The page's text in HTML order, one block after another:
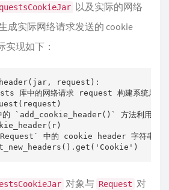
以及实际的网络
成实际网络请求发送的 cookie
实现如下：
request):
库中的网络请求 request 构建系统
的 `add_cookie_header()` 方法利用
中的 cookie header 字符串
对象与 Request 对